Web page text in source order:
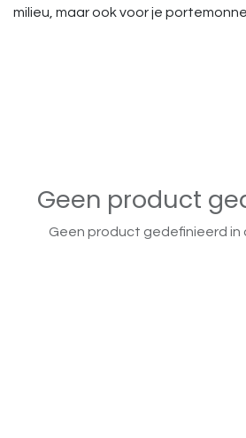
milieu, maar ook voor je
Geen product
Geen product gedefinieerd in